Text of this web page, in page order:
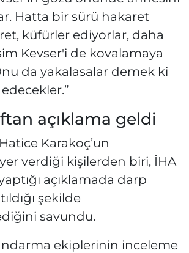
Hatta bir sürü hakaret
küfürler ediyorlar, daha
Kevser'i de kovalamaya
da yakalasalar demek ki
açıklama geldi
Karakoç’un
verdiği kişilerden biri, İHA
açıklamada darp
şekilde
savundu.
ekiplerinin inceleme